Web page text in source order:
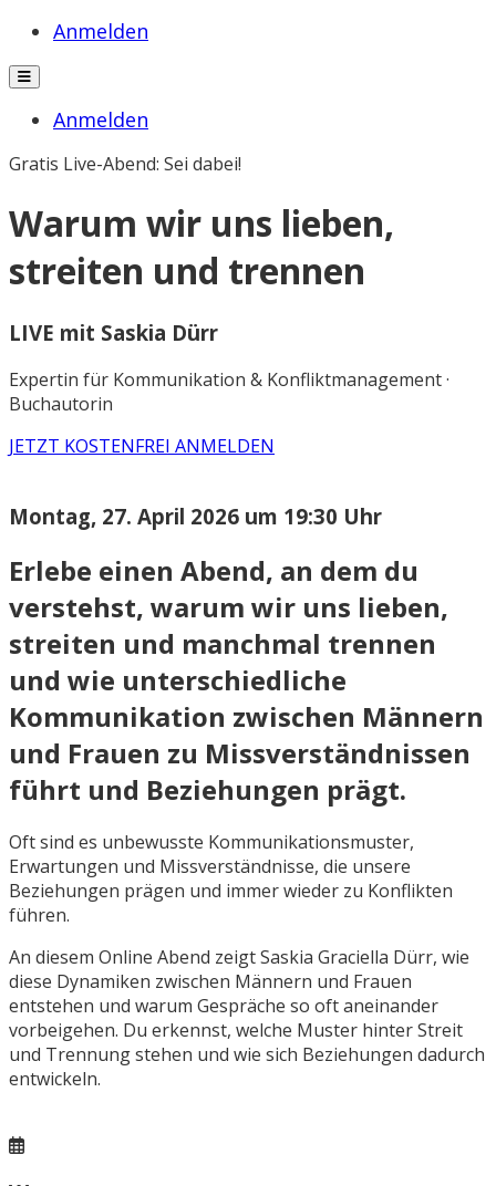
Anmelden
Anmelden
Gratis Live-Abend: Sei dabei!
Warum wir uns lieben,
streiten und trennen
LIVE mit Saskia Dürr
Expertin für Kommunikation & Konfliktmanagement ·
Buchautorin
JETZT KOSTENFREI ANMELDEN
Montag, 27. April 2026 um 19:30 Uhr
Erlebe einen Abend, an dem du
verstehst, warum wir uns lieben,
streiten und manchmal trennen
und wie unterschiedliche
Kommunikation zwischen Männern
und Frauen zu Missverständnissen
führt und Beziehungen prägt.
Oft sind es unbewusste Kommunikationsmuster,
Erwartungen und Missverständnisse, die unsere
Beziehungen prägen und immer wieder zu Konflikten
führen.
An diesem Online Abend zeigt Saskia Graciella Dürr, wie
diese Dynamiken zwischen Männern und Frauen
entstehen und warum Gespräche so oft aneinander
vorbeigehen. Du erkennst, welche Muster hinter Streit
und Trennung stehen und wie sich Beziehungen dadurch
entwickeln.